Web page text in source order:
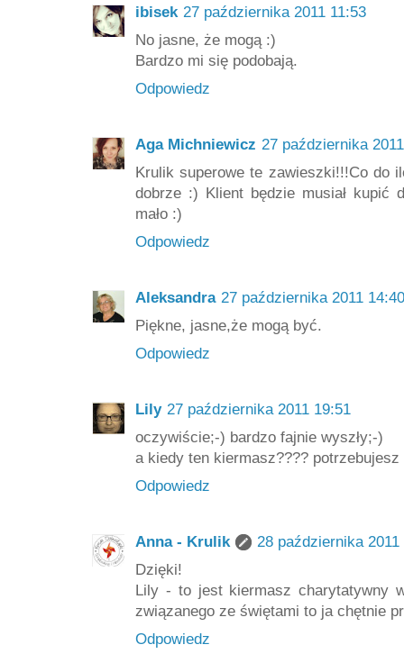
ibisek 27 października 2011 11:53
No jasne, że mogą :)
Bardzo mi się podobają.
Odpowiedz
Aga Michniewicz 27 października
Krulik superowe te zawieszki!!!Co do
dobrze :) Klient będzie musiał
mało :)
Odpowiedz
Aleksandra 27 października 2011 14:40
Piękne, jasne,że mogą być.
Odpowiedz
Lily 27 października 2011 19:51
oczywiście;-) bardzo fajnie wyszły;-)
a kiedy ten kiermasz???? potrzebujesz
Odpowiedz
Anna - Krulik
28 października 2011
Dzięki!
Lily - to jest kiermasz charytatywny
związanego ze świętami to ja chętnie
Odpowiedz